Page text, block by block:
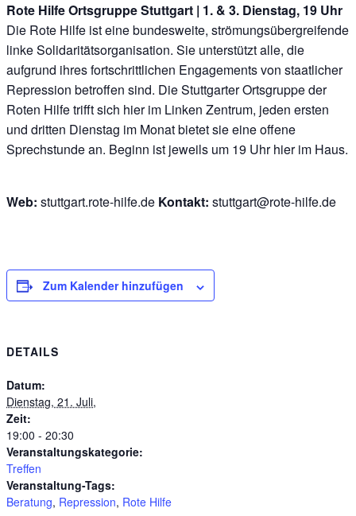
Rote Hilfe Ortsgruppe Stuttgart | 1. & 3. Dienstag, 19 Uhr
Die Rote Hilfe ist eine bundesweite, strömungsübergreifende
linke Solidaritätsorganisation. Sie unterstützt alle, die
aufgrund ihres fortschrittlichen Engagements von staatlicher
Repression betroffen sind. Die Stuttgarter Ortsgruppe der
Roten Hilfe trifft sich hier im Linken Zentrum, jeden ersten
und dritten Dienstag im Monat bietet sie eine offene
Sprechstunde an. Beginn ist jeweils um 19 Uhr hier im Haus.
Web: stuttgart.rote-hilfe.de Kontakt: stuttgart@rote-hilfe.de
Zum Kalender hinzufügen
DETAILS
Datum:
Dienstag, 21. Juli,
Zeit:
19:00 - 20:30
Veranstaltungskategorie:
Treffen
Veranstaltung-Tags:
Beratung, Repression, Rote Hilfe